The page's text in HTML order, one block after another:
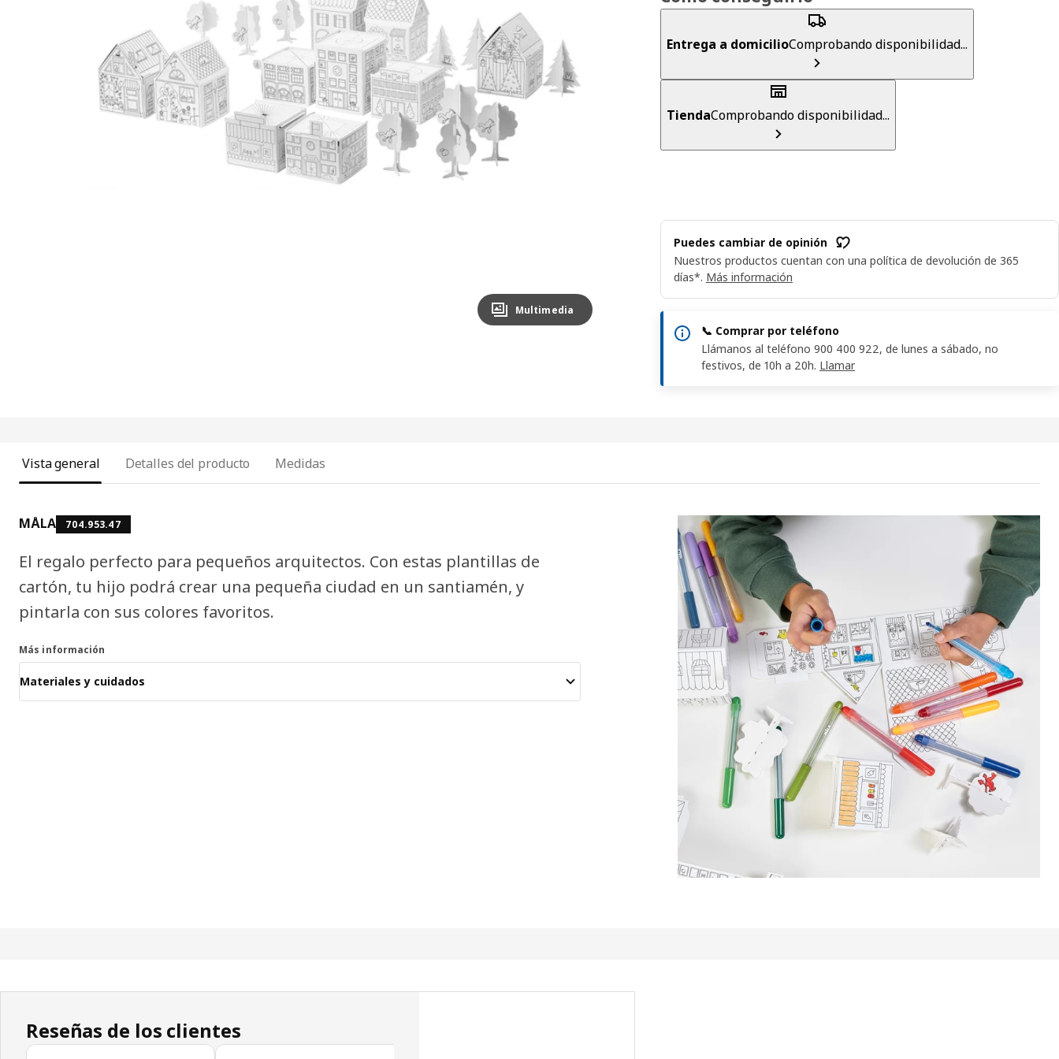
Image zoomed out, normal view
Multimedia
Entrega a domicilioComprobando disponibilidad...
TiendaComprobando disponibilidad...
Puedes cambiar de opinión
Nuestros productos cuentan con una política de devolución de 365
días*. Más información
📞 Comprar por teléfono
Llámanos al teléfono 900 400 922, de lunes a sábado, no
festivos, de 10h a 20h. Llamar
Vista general Detalles del producto Medidas
MÅLA 704.953.47
El regalo perfecto para pequeños arquitectos. Con estas plantillas de
cartón, tu hijo podrá crear una pequeña ciudad en un santiamén, y
pintarla con sus colores favoritos.
Más información
Materiales y cuidados
Reseñas de los clientes
Omitir las opiniones de los clientes